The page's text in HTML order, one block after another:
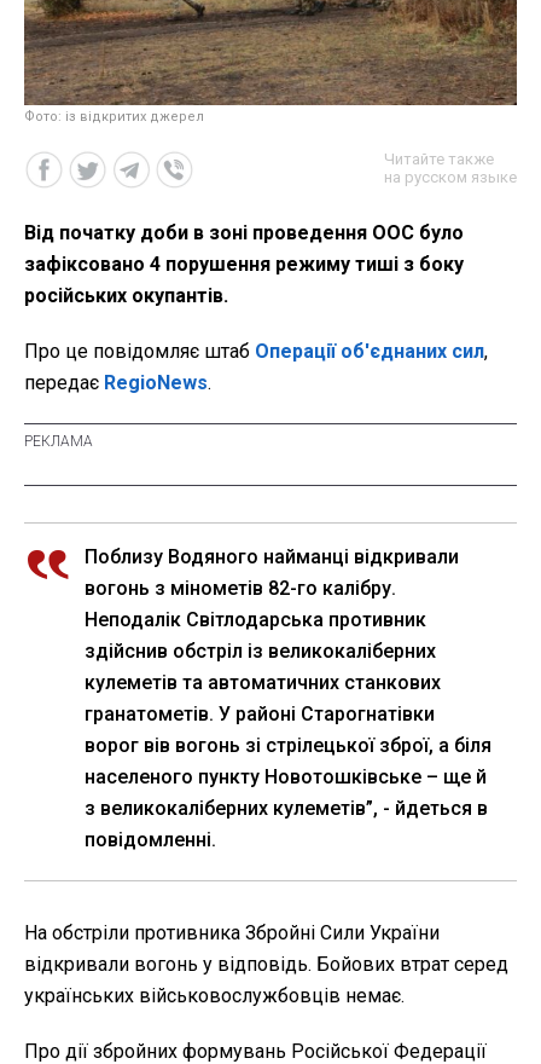
Фото: із відкритих джерел
Читайте также
на русском языке
Від початку доби в зоні проведення ООС було
зафіксовано 4 порушення режиму тиші з боку
російських окупантів.
Про це повідомляє штаб Операції об'єднаних сил,
передає RegioNews.
Поблизу Водяного найманці відкривали
вогонь з мінометів 82-го калібру.
Неподалік Світлодарська противник
здійснив обстріл із великокаліберних
кулеметів та автоматичних станкових
гранатометів. У районі Старогнатівки
ворог вів вогонь зі стрілецької зброї, а біля
населеного пункту Новотошківське – ще й
з великокаліберних кулеметів”, - йдеться в
повідомленні.
На обстріли противника Збройні Сили України
відкривали вогонь у відповідь. Бойових втрат серед
українських військовослужбовців немає.
Про дії збройних формувань Російської Федерації